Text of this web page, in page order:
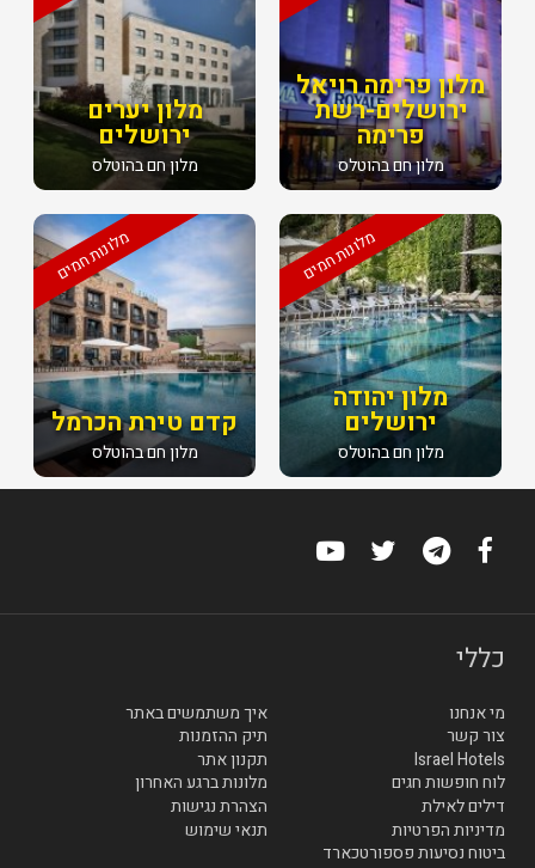
מלון יערים
ירושלים
מלון חם בהוטלס
מלון פרימה רויאל
ירושלים-רשת
פרימה
מלון חם בהוטלס
מלונות חמים
קדם טירת הכרמל
מלון חם בהוטלס
מלונות חמים
מלון יהודה
ירושלים
מלון חם בהוטלס
כללי
מי אנחנו
איך משתמשים באתר
צור קשר
תיק ההזמנות
Israel Hotels
תקנון אתר
לוח חופשות חגים
מלונות ברגע האחרון
דילים לאילת
הצהרת נגישות
מדיניות הפרטיות
תנאי שימוש
ביטוח נסיעות פספורטכארד